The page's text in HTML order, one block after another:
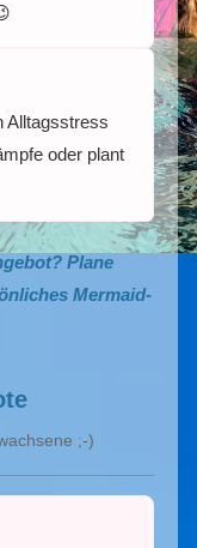
Alltagsstress
oder plant
Plane
Mermaid-
;-)